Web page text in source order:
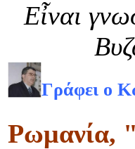
Εἶναι
Γράφει ο
Ρωμανία,